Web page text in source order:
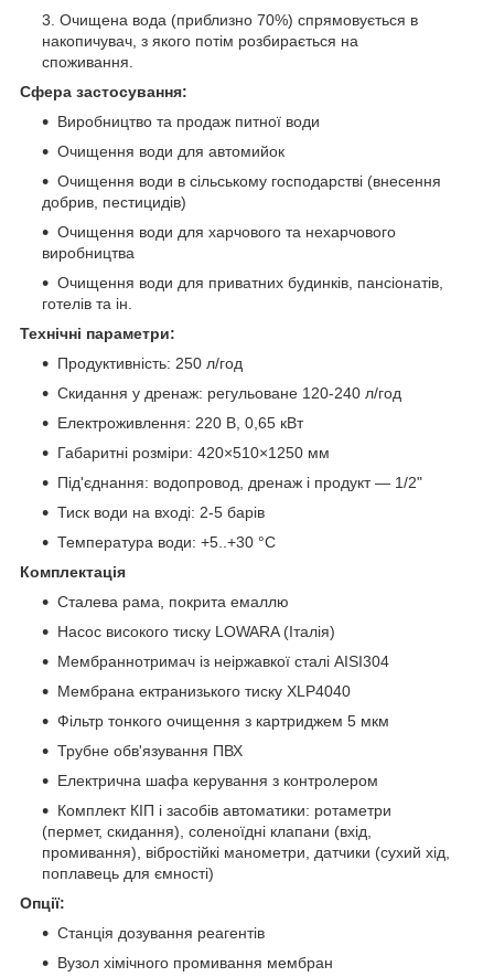
Очищена вода (приблизно 70%) спрямовується в
накопичувач, з якого потім розбирається на
споживання.
Сфера застосування:
Виробництво та продаж питної води
Очищення води для автомийок
Очищення води в сільському господарстві (внесення
добрив, пестицидів)
Очищення води для харчового та нехарчового
виробництва
Очищення води для приватних будинків, пансіонатів,
готелів та ін.
Технічні параметри:
Продуктивність: 250 л/год
Скидання у дренаж: регульоване 120-240 л/год
Електроживлення: 220 В, 0,65 кВт
Габаритні розміри: 420×510×1250 мм
Під'єднання: водопровод, дренаж і продукт — 1/2"
Тиск води на вході: 2-5 барів
Температура води: +5..+30 °C
Комплектація
Сталева рама, покрита емаллю
Насос високого тиску LOWARA (Італія)
Мембраннотримач із неіржавкої сталі AISI304
Мембрана ектранизького тиску XLP4040
Фільтр тонкого очищення з картриджем 5 мкм
Трубне обв'язування ПВХ
Електрична шафа керування з контролером
Комплект КІП і засобів автоматики: ротаметри
(пермет, скидання), соленоїдні клапани (вхід,
промивання), вібростійкі манометри, датчики (сухий хід,
поплавець для ємності)
Опції:
Станція дозування реагентів
Вузол хімічного промивання мембран